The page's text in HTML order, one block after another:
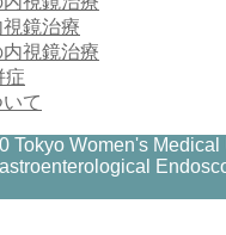
鏡治療
視鏡治療
症
て
Tokyo Women's Medical